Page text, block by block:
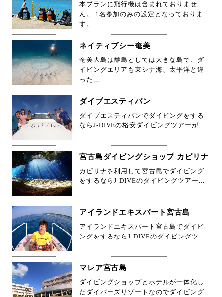
本プランに飛行機は含まれておりませ
ん。 1名参加のみの設定となっておりま
す。...
ネイティブシー奄美
奄美大島は離島としては大きな島で、ダ
イビングエリアも東シナ海、太平洋と違
った...
ダイブエスティバン
ダイブエスティバンでダイビングをする
ならJ-DIVEの格安ダイビングツアーが...
宮古島ダイビングショップ カピリナ
カピリナを利用して宮古島でダイビング
をするならJ-DIVEのダイビングツアー...
アイランドエキスパート宮古島
アイランドエキスパート宮古島でダイビ
ングをするならJ-DIVEのダイビングツ...
マレア宮古島
ダイビングショップとホテルが一体化し
たダイバーズリゾートなのでダイビング